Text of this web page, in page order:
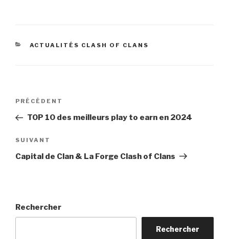
CATÉGORIES
ACTUALITÉS CLASH OF CLANS
Navigation
l’article
Article
précédent
PRÉCÉDENT
TOP 10 des meilleurs play to earn en 2024
Article
suivant
SUIVANT
Capital de Clan & La Forge Clash of Clans
Rechercher
Rechercher